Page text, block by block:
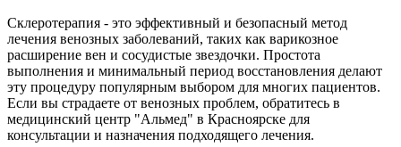
Склеротерапия - это эффективный и безопасный метод
лечения венозных заболеваний, таких как варикозное
расширение вен и сосудистые звездочки. Простота
выполнения и минимальный период восстановления делают
эту процедуру популярным выбором для многих пациентов.
Если вы страдаете от венозных проблем, обратитесь в
медицинский центр "Альмед" в Красноярске для
консультации и назначения подходящего лечения.